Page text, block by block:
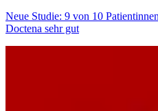
Neue Studie: 9 von 10
Doctena sehr gut